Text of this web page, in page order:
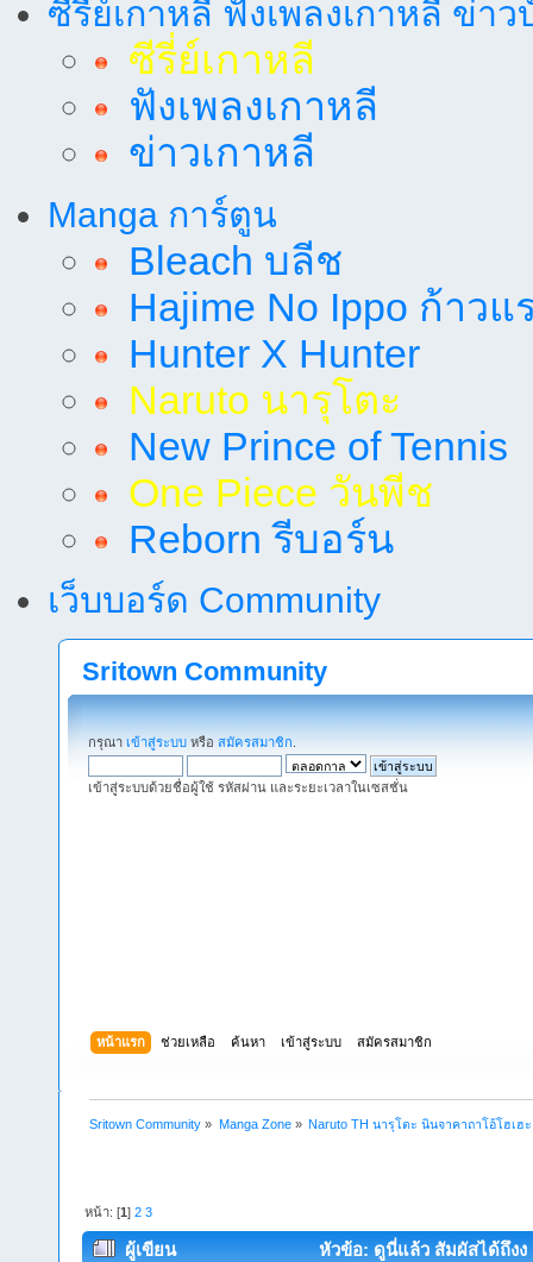
ซีรี่ย์เกาหลี ฟังเพลงเกาหลี ข่าว
ซีรี่ย์เกาหลี
ฟังเพลงเกาหลี
ข่าวเกาหลี
Manga การ์ตูน
Bleach บลีช
Hajime No Ippo ก้าวแ
Hunter X Hunter
Naruto นารุโตะ
New Prince of Tennis
One Piece วันพีช
Reborn รีบอร์น
เว็บบอร์ด Community
Sritown Community
กรุณา เข้าสู่ระบบ หรือ สมัครสมาชิก
เข้าสู่ระบบด้วยชื่อผู้ใช้ รหัสผ่าน และระยะเวลาในเซสชั่น
หน้าแรก ช่วยเหลือ ค้นหา เข้าสู่ระบบ สมัครสมาชิก
Sritown Community » Manga Zone» Naruto TH นารุโตะ นินจาคาถาโอ้โฮเฮ
หน้า: [1]2 3
ผู้เขียน หัวข้อ: ดูนี่แล้ว สัมผัสได้ถึงง